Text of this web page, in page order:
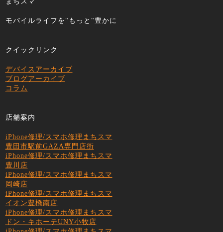
モバイルライフを"もっと"豊かに
クイックリンク
デバイスアーカイブ
ブログアーカイブ
コラム
店舗案内
iPhone修理/スマホ修理まちスマ
豊田市駅前GAZA専門店街
iPhone修理/スマホ修理まちスマ
豊川店
iPhone修理/スマホ修理まちスマ
岡崎店
iPhone修理/スマホ修理まちスマ
イオン豊橋南店
iPhone修理/スマホ修理まちスマ
ドン・キホーテUNY小牧店